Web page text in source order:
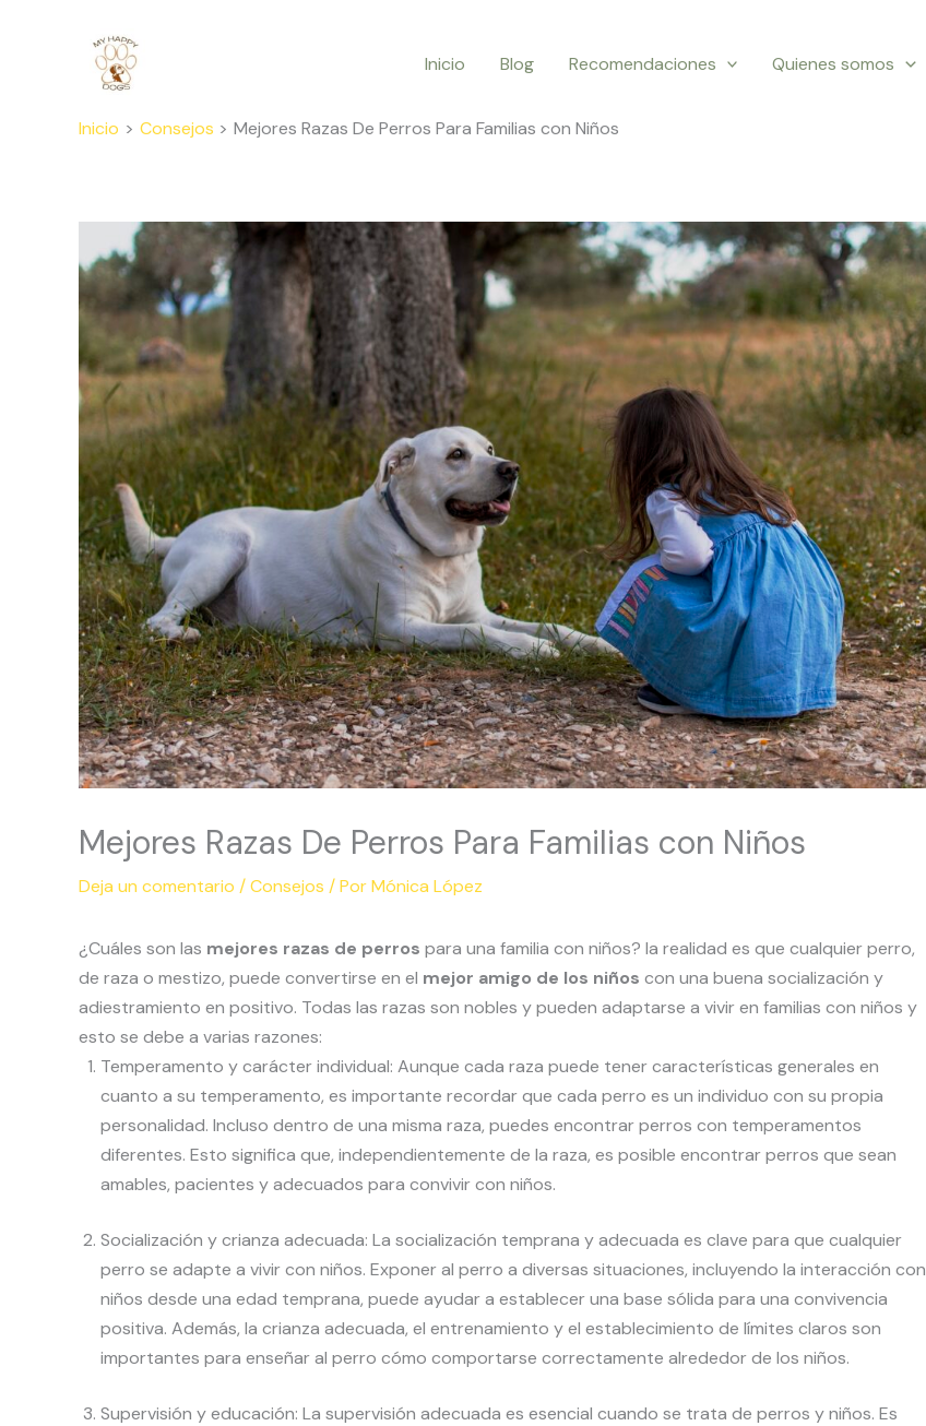
Inicio Blog Recomendaciones Quienes somos
Inicio Consejos Mejores Razas De Perros Para Familias con Niños
Mejores Razas De Perros Para Familias con Niños
Deja un comentario /Consejos / PorMónica López
¿Cuáles son las mejores razas de perros para una familia con niños? la realidad es que cualquier perro,
de raza o mestizo, puede convertirse en el mejor amigo de los niños con una buena socialización y
adiestramiento en positivo. Todas las razas son nobles y pueden adaptarse a vivir en familias con niños y
esto se debe a varias razones:
Temperamento y carácter individual: Aunque cada raza puede tener características generales en
cuanto a su temperamento, es importante recordar que cada perro es un individuo con su propia
personalidad. Incluso dentro de una misma raza, puedes encontrar perros con temperamentos
diferentes. Esto significa que, independientemente de la raza, es posible encontrar perros que sean
amables, pacientes y adecuados para convivir con niños.
Socialización y crianza adecuada: La socialización temprana y adecuada es clave para que cualquier
perro se adapte a vivir con niños. Exponer al perro a diversas situaciones, incluyendo la interacción con
niños desde una edad temprana, puede ayudar a establecer una base sólida para una convivencia
positiva. Además, la crianza adecuada, el entrenamiento y el establecimiento de límites claros son
importantes para enseñar al perro cómo comportarse correctamente alrededor de los niños.
Supervisión y educación: La supervisión adecuada es esencial cuando se trata de perros y niños. Es